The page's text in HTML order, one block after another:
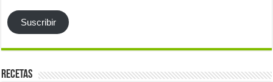
Suscribir
Recetas